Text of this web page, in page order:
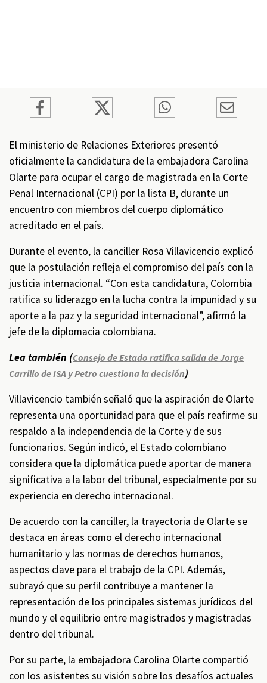
El ministerio de Relaciones Exteriores presentó
oficialmente la candidatura de la embajadora Carolina
Olarte para ocupar el cargo de magistrada en la Corte
Penal Internacional (CPI) por la lista B, durante un
encuentro con miembros del cuerpo diplomático
acreditado en el país.
Durante el evento, la canciller Rosa Villavicencio explicó
que la postulación refleja el compromiso del país con la
justicia internacional. “Con esta candidatura, Colombia
ratifica su liderazgo en la lucha contra la impunidad y su
aporte a la paz y la seguridad internacional”, afirmó la
jefe de la diplomacia colombiana.
Lea también (Consejo de Estado ratifica salida de Jorge
Carrillo de ISA y Petro cuestiona la decisión)
Villavicencio también señaló que la aspiración de Olarte
representa una oportunidad para que el país reafirme su
respaldo a la independencia de la Corte y de sus
funcionarios. Según indicó, el Estado colombiano
considera que la diplomática puede aportar de manera
significativa a la labor del tribunal, especialmente por su
experiencia en derecho internacional.
De acuerdo con la canciller, la trayectoria de Olarte se
destaca en áreas como el derecho internacional
humanitario y las normas de derechos humanos,
aspectos clave para el trabajo de la CPI. Además,
subrayó que su perfil contribuye a mantener la
representación de los principales sistemas jurídicos del
mundo y el equilibrio entre magistrados y magistradas
dentro del tribunal.
Por su parte, la embajadora Carolina Olarte compartió
con los asistentes su visión sobre los desafíos actuales